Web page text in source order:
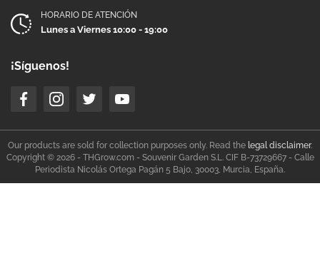
HORARIO DE ATENCIÓN
Lunes a Viernes 10:00 - 19:00
¡Síguenos!
Our products are sold for collection purposes only. Read the legal disclaimer.
Copyright © 2026 - THGrow.com - Souvenir Garden S.L. CIF B-73729667 - Calle
Periodista Nicolás Ortega Pagán 5 Bajo, 30003, Murcia, España.